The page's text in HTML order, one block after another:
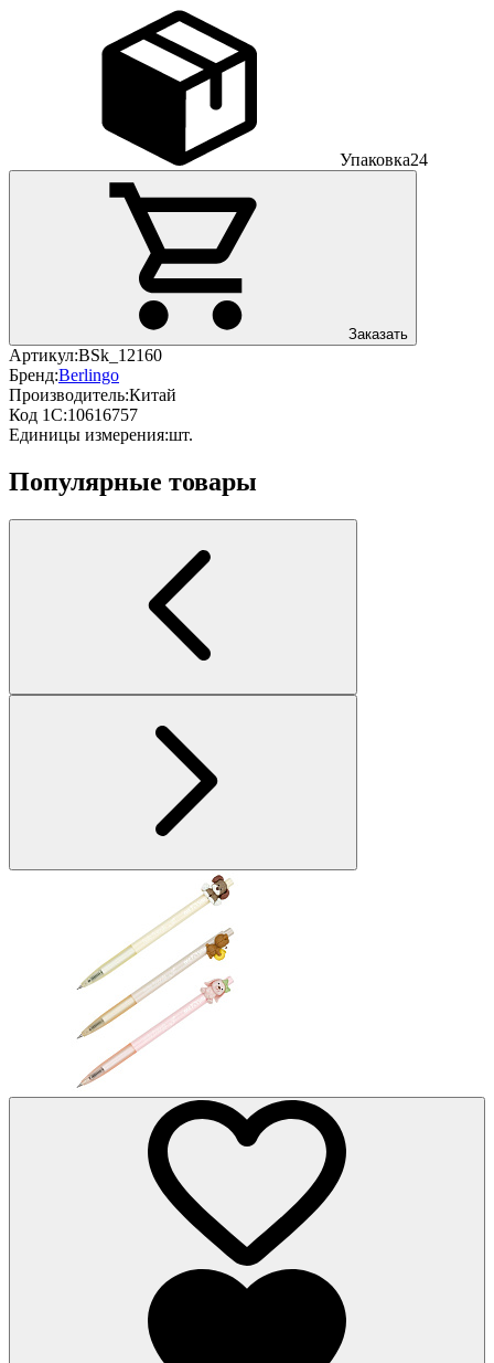
Упаковка24
Заказать
Артикул:BSk_12160
Бренд:Berlingo
Производитель:Китай
Код 1С:10616757
Единицы измерения:шт.
Популярные товары